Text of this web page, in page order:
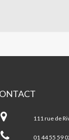
111 rue de
01 44 55 59